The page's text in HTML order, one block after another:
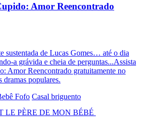
Amor Reencontrado
sustentada de Lucas Gomes… até o dia
a grávida e cheia de perguntas...Assista
Amor Reencontrado gratuitamente no
dramas populares.
Fofo Casal briguento